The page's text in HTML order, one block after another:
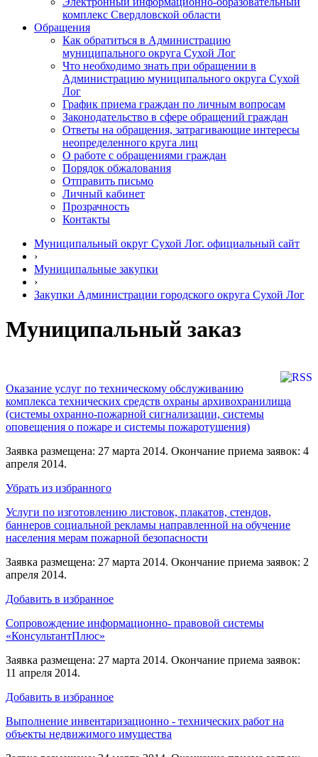
комплекс Свердловской области
Обращения
Как обратиться в Администрацию
муниципального округа Сухой Лог
Что необходимо знать при обращении в
Администрацию муниципального округа Сухой
Лог
График приема граждан по личным вопросам
Законодательство в сфере обращений граждан
Ответы на обращения, затрагивающие интересы
неопределенного круга лиц
О работе с обращениями граждан
Порядок обжалования
Отправить письмо
Личный кабинет
Прозрачность
Контакты
Муниципальный округ Сухой Лог. официальный сайт
›
Муниципальные закупки
›
Закупки Администрации городского округа Сухой Лог
Муниципальный заказ
Оказание услуг по техническому обслуживанию
комплекса технических средств охраны архивохранилища
(системы охранно-пожарной сигнализации, системы
оповещения о пожаре и системы пожаротушения)
Заявка размещена: 27 марта 2014. Окончание приема заявок: 4
апреля 2014.
Убрать из избранного
Услуги по изготовлению листовок, плакатов, стендов,
баннеров социальной рекламы направленной на обучение
населения мерам пожарной безопасности
Заявка размещена: 27 марта 2014. Окончание приема заявок: 2
апреля 2014.
Добавить в избранное
Сопровождение информационно- правовой системы
«КонсультантПлюс»
Заявка размещена: 27 марта 2014. Окончание приема заявок:
11 апреля 2014.
Добавить в избранное
Выполнение инвентаризационно - технических работ на
объекты недвижимого имущества